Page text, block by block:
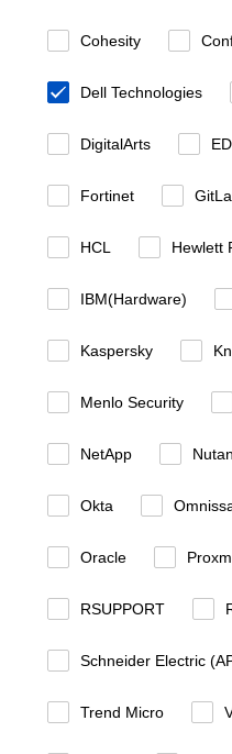
Cohesity
Dell Technologies
DigitalArts
Fortinet
HCL Hewlett
IBM(Hardware)
Kaspersky
Menlo Security
NetApp
Okta
Oracle
RSUPPORT
Schneider Electric
Trend Micro